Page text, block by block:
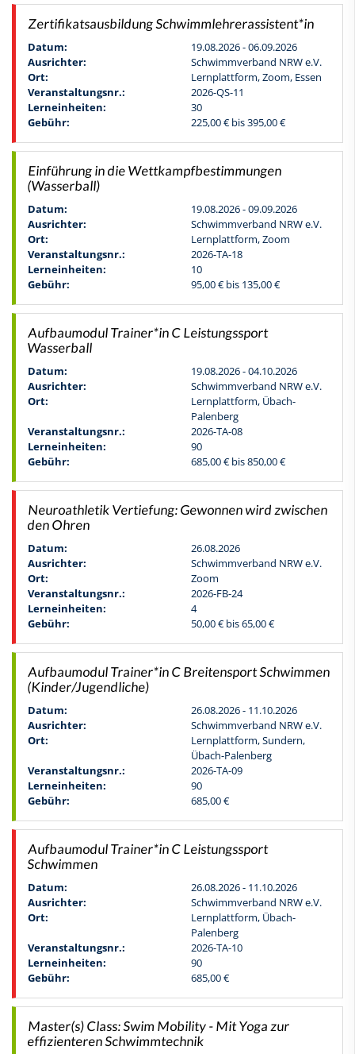
Zertifikatsausbildung Schwimmlehrerassistent*in
Datum:
19.08.2026 - 06.09.2026
Ausrichter:
Schwimmverband NRW e.V.
Ort:
Lernplattform, Zoom, Essen
Veranstaltungsnr.:
2026-QS-11
Lerneinheiten:
30
Gebühr:
225,00 € bis 395,00 €
Einführung in die Wettkampfbestimmungen
(Wasserball)
Datum:
19.08.2026 - 09.09.2026
Ausrichter:
Schwimmverband NRW e.V.
Ort:
Lernplattform, Zoom
Veranstaltungsnr.:
2026-TA-18
Lerneinheiten:
10
Gebühr:
95,00 € bis 135,00 €
Aufbaumodul Trainer*in C Leistungssport
Wasserball
Datum:
19.08.2026 - 04.10.2026
Ausrichter:
Schwimmverband NRW e.V.
Ort:
Lernplattform, Übach-
Palenberg
Veranstaltungsnr.:
2026-TA-08
Lerneinheiten:
90
Gebühr:
685,00 € bis 850,00 €
Neuroathletik Vertiefung: Gewonnen wird zwischen
den Ohren
Datum:
26.08.2026
Ausrichter:
Schwimmverband NRW e.V.
Ort:
Zoom
Veranstaltungsnr.:
2026-FB-24
Lerneinheiten:
4
Gebühr:
50,00 € bis 65,00 €
Aufbaumodul Trainer*in C Breitensport Schwimmen
(Kinder/Jugendliche)
Datum:
26.08.2026 - 11.10.2026
Ausrichter:
Schwimmverband NRW e.V.
Ort:
Lernplattform, Sundern,
Übach-Palenberg
Veranstaltungsnr.:
2026-TA-09
Lerneinheiten:
90
Gebühr:
685,00 €
Aufbaumodul Trainer*in C Leistungssport
Schwimmen
Datum:
26.08.2026 - 11.10.2026
Ausrichter:
Schwimmverband NRW e.V.
Ort:
Lernplattform, Übach-
Palenberg
Veranstaltungsnr.:
2026-TA-10
Lerneinheiten:
90
Gebühr:
685,00 €
Master(s) Class: Swim Mobility - Mit Yoga zur
effizienteren Schwimmtechnik